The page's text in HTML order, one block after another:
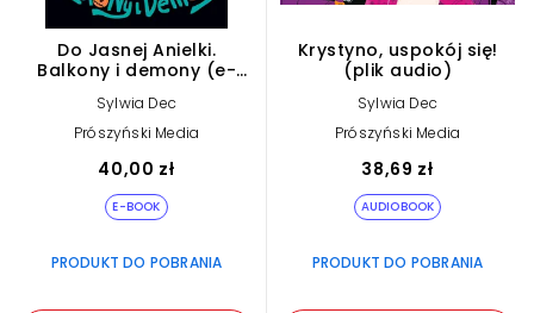
Do Jasnej Anielki.
Balkony i demony (e-
Sylwia Dec
Prószyński Media
40,00 zł
E-BOOK
PRODUKT DO POBRANIA
Krystyno, uspokój się!
(plik audio)
Sylwia Dec
Prószyński Media
38,69 zł
AUDIOBOOK
PRODUKT DO POBRANIA